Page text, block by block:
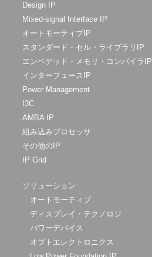
Design IP
Mixed-signal Interface IP
オートモーティブIP
スタンダード・セル・ライブラリIP
エンベデッド・メモリ・コンパイラIP
インターフェースIP
Power Management
I3C
AMBA IP
組み込みプロセッサ
その他のIP
IP Grid
ソリューション
オートモーティブ
ディスプレイ・テクノロジ
パワーデバイス
オプトエレクトロニクス